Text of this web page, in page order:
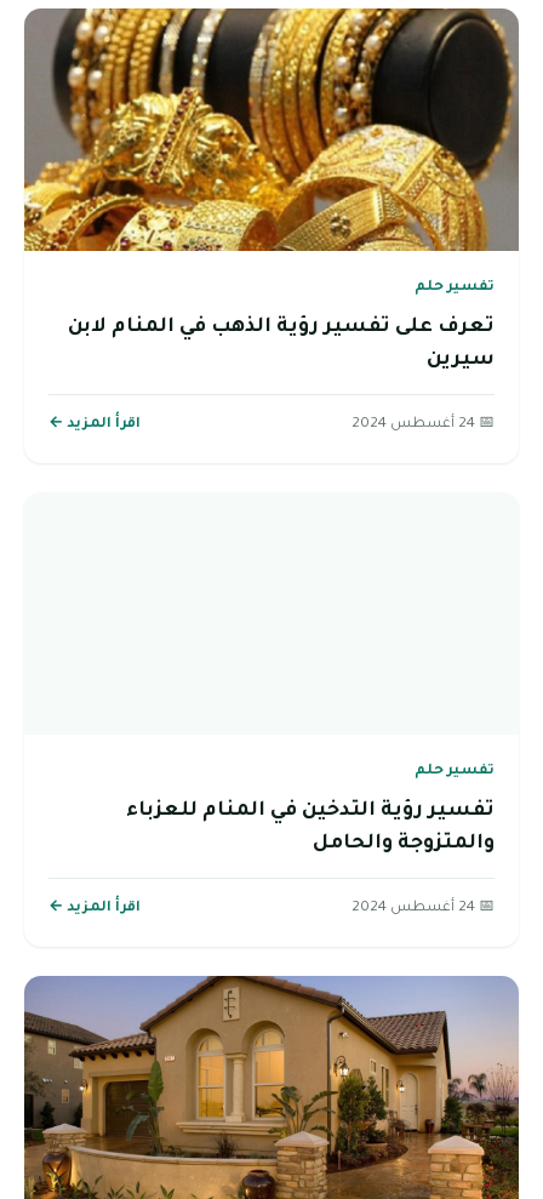
تفسير حلم
تعرف على تفسير رؤية الذهب في المنام لابن
سيرين
📅 24 أغسطس 2024 اقرأ المزيد ←
تفسير حلم
تفسير رؤية التدخين في المنام للعزباء
والمتزوجة والحامل
📅 24 أغسطس 2024 اقرأ المزيد ←